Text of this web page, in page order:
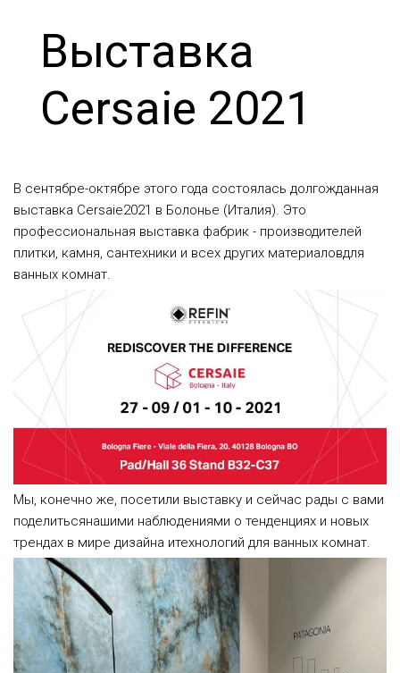
Выставка
Cersaie 2021
В сентябре-октябре этого года состоялась долгожданная
выставка Cersaie2021 в Болонье (Италия). Это
профессиональная выставка фабрик - производителей
плитки, камня, сантехники и всех других материаловдля
ванных комнат.
Мы, конечно же, посетили выставку и сейчас рады с вами
поделитьсянашими наблюдениями о тенденциях и новых
трендах в мире дизайна итехнологий для ванных комнат.